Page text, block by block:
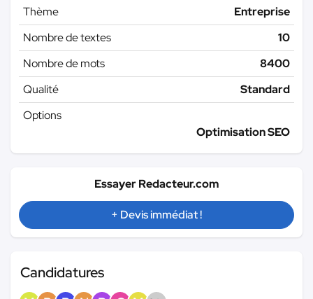
Thème
Entreprise
Nombre de textes
10
Nombre de mots
8400
Qualité
Standard
Options
Optimisation SEO
Essayer Redacteur.com
+ Devis immédiat !
Candidatures